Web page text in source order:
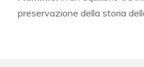
preservazione della storia